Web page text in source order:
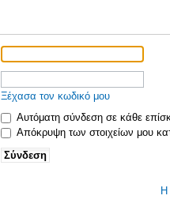
Ξέχασα τον κωδικό μου
Αυτόματη σύνδεση σε κάθε
Απόκρυψη των στοιχείων μου
Η